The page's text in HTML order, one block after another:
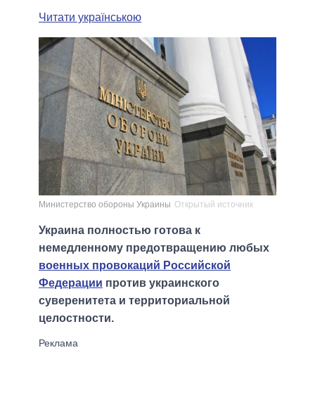
Читати українською
Министерство обороны Украины Открытый источник
Украина полностью готова к
немедленному предотвращению любых
военных провокаций Российской
Федерации против украинского
суверенитета и территориальной
целостности.